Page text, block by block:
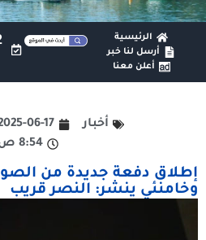
الرئيسية
أرسل لنا خبر
أعلن معنا
أخبار
06-17
8:54 ص
إطلاق دفعة جديدة من
وخامنئي ينشر: النصر قريب